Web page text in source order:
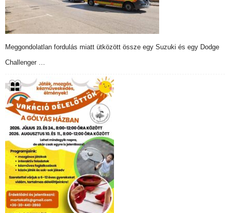
Meggondolatlan fordulás miatt ütközött össze egy Suzuki és egy Dodge
Challenger …